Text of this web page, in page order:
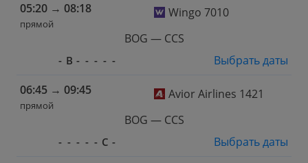
05:20 → 08:18
прямой
Wingo 7010
BOG — CCS
- В - - - - -
Выбрать даты
06:45 → 09:45
прямой
Avior Airlines 1421
BOG — CCS
- - - - - С -
Выбрать даты